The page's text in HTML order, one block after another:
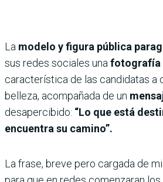
La modelo y figura pública
sus redes sociales unafotografía
característica de las candidatas a
belleza, acompañada de un
desapercibido: “Lo que está
encuentra su camino”.
La frase, breve pero cargada de